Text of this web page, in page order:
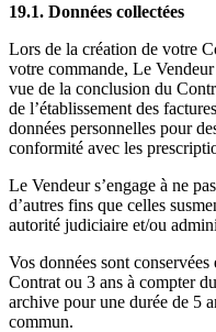
19.1. Données collectées
Lors de la création de votre
votre commande, Le
vue de la conclusion du
de l’établissement des
données personnelles pour
conformité avec les
Le Vendeur s’engage à ne
d’autres fins que celles
autorité judiciaire et/ou
Vos données sont
Contrat ou 3 ans à compter
archive pour une durée de 5
commun.